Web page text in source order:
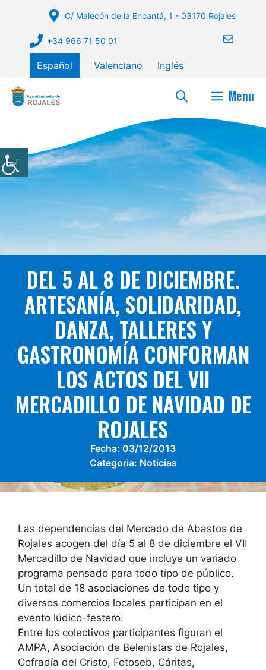
contenido
C/ Malecón de la Encantá, 1 - 03170 Rojales
+34 966 71 50 01
Español Valenciano Inglés
Menu
DEL 5 AL 8 DE DICIEMBRE.
ARTESANÍA, SOLIDARIDAD,
DANZA, TALLERES Y
GASTRONOMÍA CONFORMAN
LOS ACTOS DEL VII
MERCADILLO DE NAVIDAD DE
ROJALES
Fecha: 03/12/2013
Categoria: Noticias
Las dependencias del Mercado de Abastos de
Rojales acogen del día 5 al 8 de diciembre el VII
Mercadillo de Navidad que incluye un variado
programa pensado para todo tipo de público.
Un total de 18 asociaciones de todo tipo y
diversos comercios locales participan en el
evento lúdico-festero.
Entre los colectivos participantes figuran el
AMPA, Asociación de Belenistas de Rojales,
Cofradía del Cristo, Fotoseb, Cáritas,